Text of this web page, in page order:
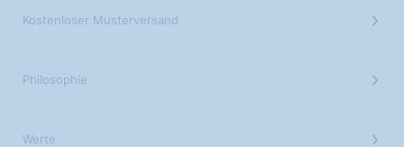
Kostenloser Musterversand
Philosophie
Werte